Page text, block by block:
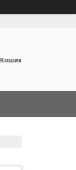
Кошик